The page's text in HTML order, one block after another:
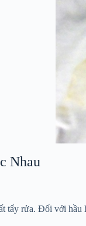
Nhau
tẩy rửa. Đối với